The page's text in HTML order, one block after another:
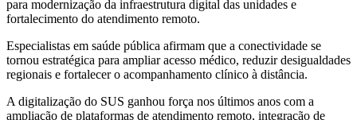
para modernização da infraestrutura digital das unidades e
fortalecimento do atendimento remoto.
Especialistas em saúde pública afirmam que a conectividade se
tornou estratégica para ampliar acesso médico, reduzir desigualdades
regionais e fortalecer o acompanhamento clínico à distância.
A digitalização do SUS ganhou força nos últimos anos com a
ampliação de plataformas de atendimento remoto, integração de